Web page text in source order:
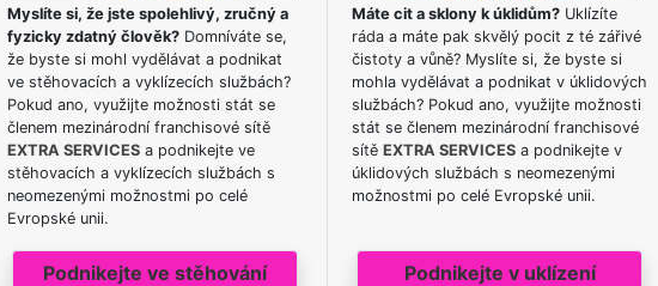
Myslíte si, že jste spolehlivý, zručný a
fyzicky zdatný člověk?Domníváte se,
že byste si mohl vydělávat a podnikat
ve stěhovacích a vyklízecích službách?
Pokud ano, využijte možnosti stát se
členem mezinárodní franchisové sítě
EXTRA SERVICESa podnikejte ve
stěhovacích a vyklízecích službách s
neomezenými možnostmi po celé
Evropské unii.
Podnikejte ve stěhování
Máte cit a sklony k úklidům?Uklízíte
ráda a máte pak skvělý pocit z té zářivé
čistoty a vůně? Myslíte si, že byste si
mohla vydělávat a podnikat v úklidových
službách? Pokud ano, využijte možnosti
stát se členem mezinárodní franchisové
sítě EXTRA SERVICESa podnikejte v
úklidových službách s neomezenými
možnostmi po celé Evropské unii.
Podnikejte v uklízení